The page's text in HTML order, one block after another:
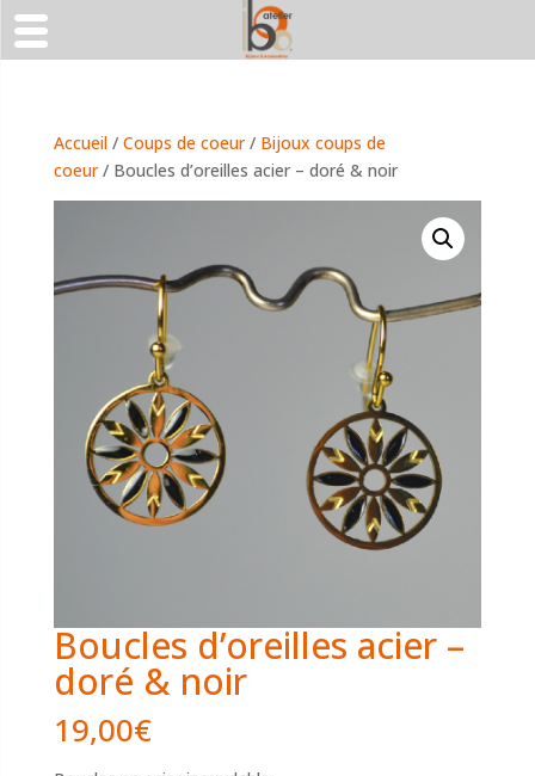
Accueil/ Coups de coeur/ Bijoux coups de
coeur/ Boucles d’oreilles acier – doré & noir
Boucles d’oreilles acier –
doré & noir
19,00€